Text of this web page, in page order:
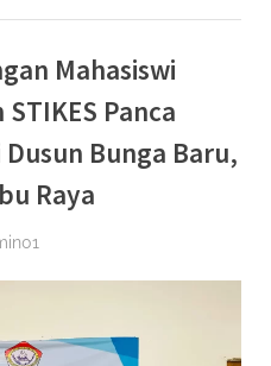
Mahasiswi
Panca
Bunga Baru,
Raya